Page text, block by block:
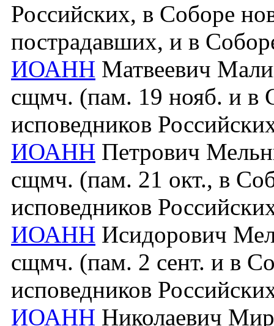
Российских, в Соборе
пострадавших, и в
ИОАНН Матвеевич
сщмч. (пам. 19 нояб. и в
исповедников
ИОАНН Петрович
сщмч. (пам. 21 окт., в
исповедников
ИОАНН Исидорович
сщмч. (пам. 2 сент. и в
исповедников
ИОАНН Николаевич